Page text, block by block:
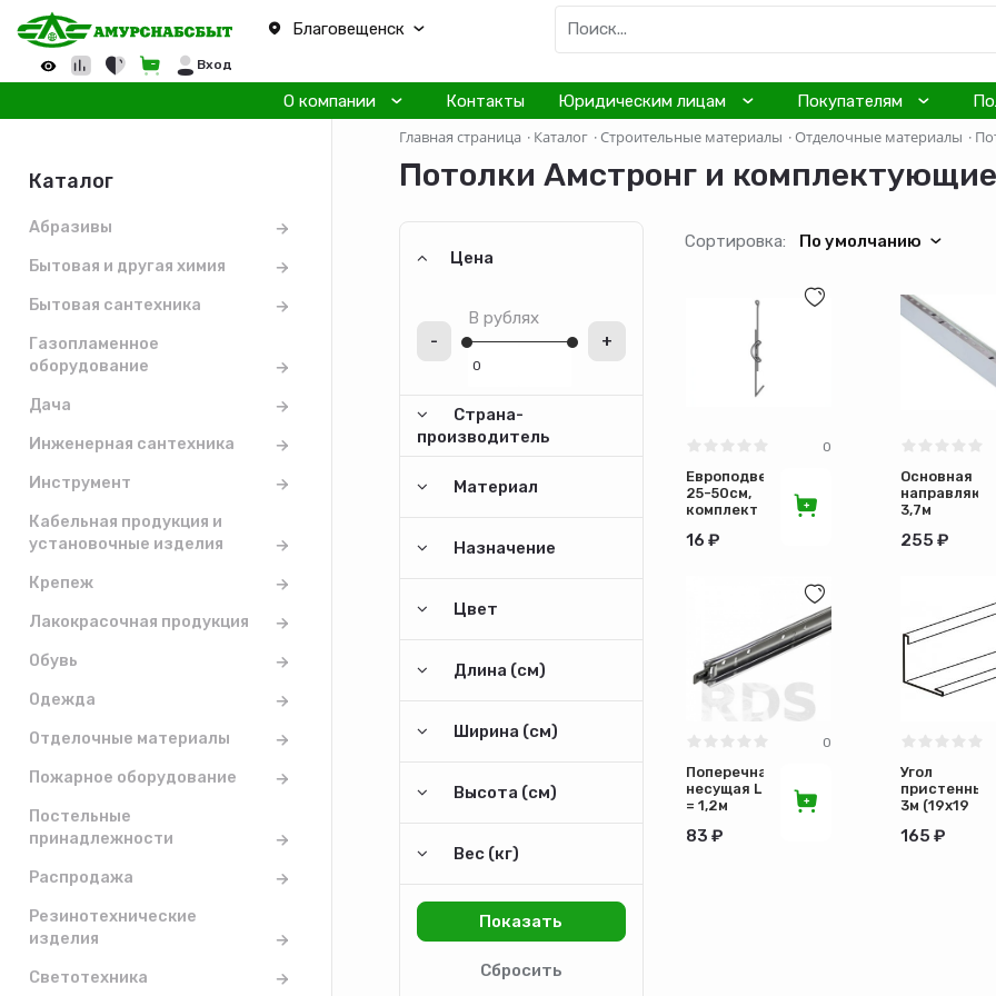
Благовещенск
Вход
О компании Контакты Юридическим лицам Покупателям
Каталог
Абразивы
Бытовая и другая химия
Бытовая сантехника
Газопламенное
оборудование
Дача
Инженерная сантехника
Инструмент
Кабельная продукция и
установочные изделия
Крепеж
Лакокрасочная продукция
Обувь
Одежда
Отделочные материалы
Пожарное оборудование
Постельные
принадлежности
Распродажа
Резинотехнические
изделия
Светотехника
Главная страница · Каталог ·Строительные материалы ·Отделочные материалы ·
Потолки Амстронг и комплектующие
Цена
-
В рублях
+
Страна-
производитель
Материал
Назначение
Цвет
Длина (см)
Ширина (см)
Высота (см)
Вес (кг)
Сортировка: По умолчанию
0
Европодвес
25-50см,
комплект
16 ₽
Основная
3,7м
24
255 ₽
0
Поперечная
несущая L
= 1,2м
24
83 ₽
Угол
пристенный
3м (19х19
165 ₽